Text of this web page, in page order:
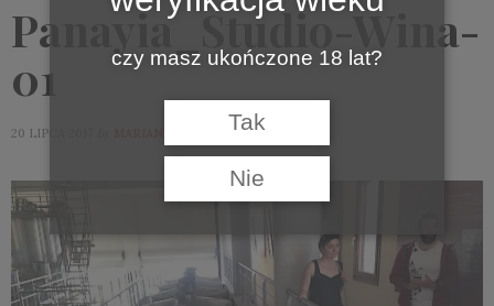
Panayia_Studio-Wina-
01
20 LIPCA 2017
czy masz ukończone 18 lat?
Tak
Nie